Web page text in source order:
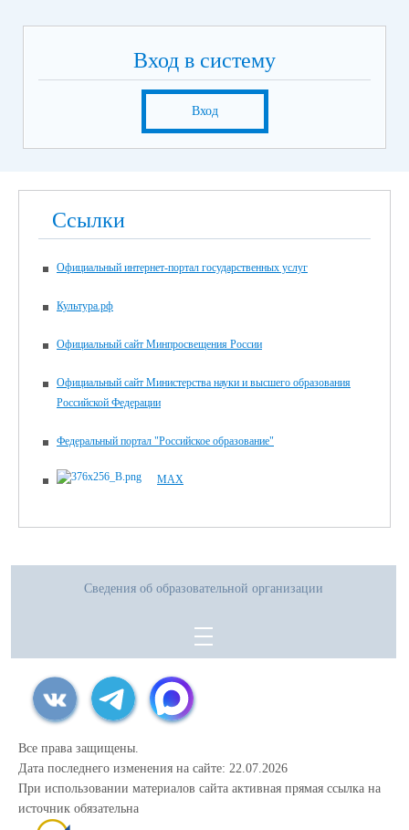
Вход в систему
Вход
Ссылки
Официальный интернет-портал государственных услуг
Культура.рф
Официальный сайт Минпросвещения России
Официальный сайт Министерства науки и высшего образования
Российской Федерации
Федеральный портал "Российское образование"
MAX
Сведения об образовательной организации
Все права защищены.
Дата последнего изменения на сайте: 22.07.2026
При использовании материалов сайта активная прямая ссылка на
источник обязательна